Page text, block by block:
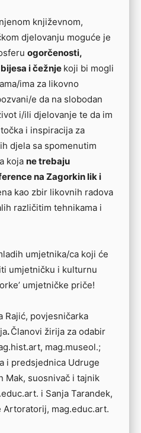
književnom,
djelovanju moguće je
ogorčenosti,
i čežnje koji bi mogli
ima za likovno
e da na slobodan
i/ili djelovanje te da im
i inspiracija za
djela sa spomenutim
koja ne trebaju
na Zagorkin lik i
kao zbir likovnih radova
različitim tehnikama i
umjetnika/ca koji će
umjetničku i kulturnu
umjetničke priče!
Rajić, povjesničarka
.Članovi žirija za odabir
mag.museol.;
i predsjednica Udruge
Mak, suosnivač i tajnik
i Sanja Tarandek,
mag.educ.art.